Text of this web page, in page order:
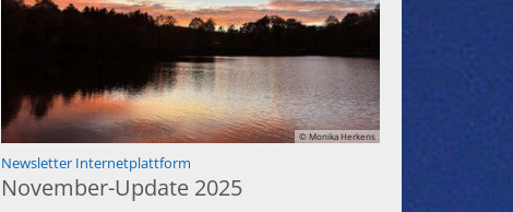
© Monika Herkens
Newsletter Internetplattform
November-Update 2025